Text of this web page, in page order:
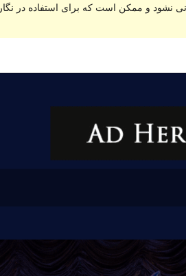
نشود و ممکن است که برای استفاده در